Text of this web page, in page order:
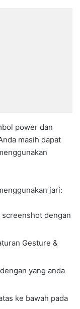
power dan
masih dapat
jari:
dengan
Gesture &
yang anda
ke bawah pada